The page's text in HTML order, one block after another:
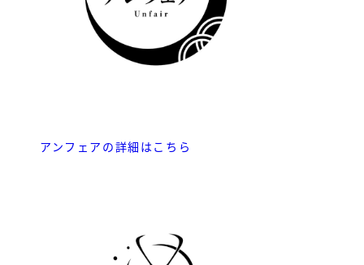
HOME
アンフェアの詳細はこちら